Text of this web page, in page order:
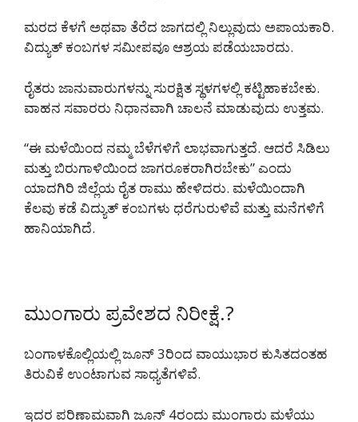
ಮರದ ಕೆಳಗೆ ಅಥವಾ ತೆರೆದ ಜಾಗದಲ್ಲಿ ನಿಲ್ಲುವುದು ಅಪಾಯಕಾರಿ.
ವಿದ್ಯುತ್ ಕಂಬಗಳ ಸಮೀಪವೂ ಆಶ್ರಯ ಪಡೆಯಬಾರದು.
ರೈತರು ಜಾನುವಾರುಗಳನ್ನು ಸುರಕ್ಷಿತ ಸ್ಥಳಗಳಲ್ಲಿ ಕಟ್ಟಿಹಾಕಬೇಕು.
ವಾಹನ ಸವಾರರು ನಿಧಾನವಾಗಿ ಚಾಲನೆ ಮಾಡುವುದು ಉತ್ತಮ.
“ಈ ಮಳೆಯಿಂದ ನಮ್ಮ ಬೆಳೆಗಳಿಗೆ ಲಾಭವಾಗುತ್ತದೆ. ಆದರೆ ಸಿಡಿಲು
ಮತ್ತು ಬಿರುಗಾಳಿಯಿಂದ ಜಾಗರೂಕರಾಗಿರಬೇಕು” ಎಂದು
ಯಾದಗಿರಿ ಜಿಲ್ಲೆಯ ರೈತ ರಾಮು ಹೇಳಿದರು. ಮಳೆಯಿಂದಾಗಿ
ಕೆಲವು ಕಡೆ ವಿದ್ಯುತ್ ಕಂಬಗಳು ಧರೆಗುರುಳಿವೆ ಮತ್ತು ಮನೆಗಳಿಗೆ
ಹಾನಿಯಾಗಿದೆ.
ಮುಂಗಾರು ಪ್ರವೇಶದ ನಿರೀಕ್ಷೆ.?
ಬಂಗಾಳಕೊಲ್ಲಿಯಲ್ಲಿ ಜೂನ್ 3ರಿಂದ ವಾಯುಭಾರ ಕುಸಿತದಂತಹ
ತಿರುವಿಕೆ ಉಂಟಾಗುವ ಸಾಧ್ಯತೆಗಳಿವೆ.
ಇದರ ಪರಿಣಾಮವಾಗಿ ಜೂನ್ 4ರಂದು ಮುಂಗಾರು ಮಳೆಯು